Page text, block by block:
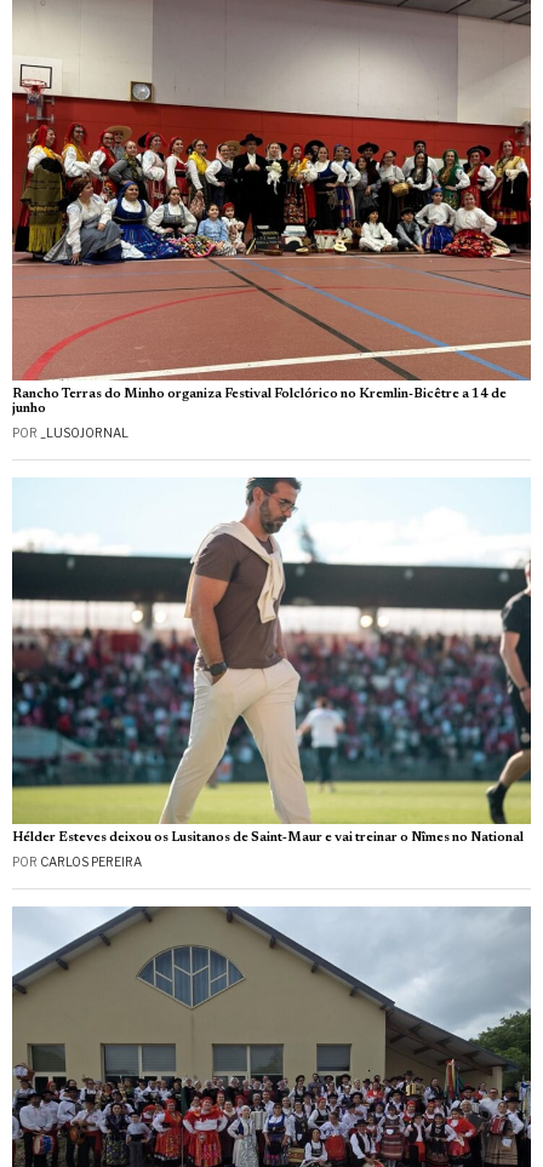
Rancho Terras do Minho organiza Festival Folclórico no Kremlin-Bicêtre a 14 de
junho
POR _LUSOJORNAL
Hélder Esteves deixou os Lusitanos de Saint‑Maur e vai treinar o Nîmes no National
POR CARLOS PEREIRA